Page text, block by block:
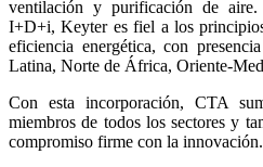
ventilación y purificación de
I+D+i, Keyter es fiel a los
eficiencia energética, con
Latina, Norte de África, Oriente-
Con esta incorporación, CTA
miembros de todos los sectores y
compromiso firme con la innovación.